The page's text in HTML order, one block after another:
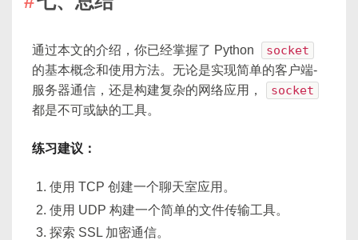
通过本文的介绍，你已经掌握了 Python socket
的基本概念和使用方法。无论是实现简单的客户端-
服务器通信，还是构建复杂的网络应用，
socket
都是不可或缺的工具。
练习建议：
使用 TCP 创建一个聊天室应用。
使用 UDP 构建一个简单的文件传输工具。
探索 SSL 加密通信。